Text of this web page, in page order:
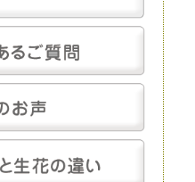
ように見える、人工的に加工され
。そのため、生花にはありえない
わけではありません。
れらについてはしっかり管理しな
す。しかし、エアコンをつけっぱ
にしてあげる程度で十分です。
度は18～25℃程度、湿度は30～
基本的に「花」を加工したもの
小さなお供え花から豪華なディス
。